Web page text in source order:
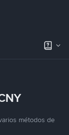
métodos de